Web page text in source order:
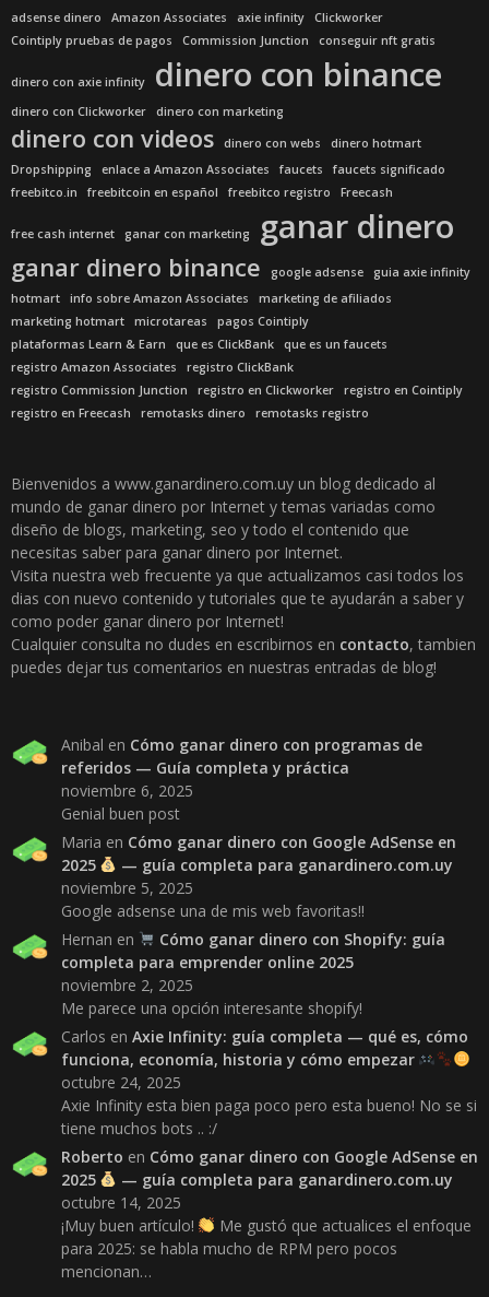
adsense dinero Amazon Associates axie infinity
Clickworker
Cointiply pruebas de pagos
Commission Junction conseguir nft gratis
dinero con axie infinity dinero con binance
dinero con Clickworker dinero con marketing
dinero con videos dinero con webs
dinero hotmart
Dropshipping
enlace a Amazon Associates faucets
faucets significado
freebitco.in
freebitcoin en español freebitco registro Freecash
free cash internet ganar con marketing ganar dinero
ganar dinero binance google adsense
guia axie infinity
hotmart
info sobre Amazon Associates
marketing de afiliados
marketing hotmart
microtareas
pagos Cointiply
plataformas Learn & Earn
que es ClickBank
que es un faucets
registro Amazon Associates
registro ClickBank
registro Commission Junction
registro en Clickworker
registro en Cointiply
registro en Freecash
remotasks dinero remotasks registro
Bienvenidos a www.ganardinero.com.uy un blog dedicado al
mundo de ganar dinero por Internet y temas variadas como
diseño de blogs, marketing, seo y todo el contenido que
necesitas saber para ganar dinero por Internet.
Visita nuestra web frecuente ya que actualizamos casi todos los
dias con nuevo contenido y tutoriales que te ayudarán a saber y
como poder ganar dinero por Internet!
Cualquier consulta no dudes en escribirnos en contacto, tambien
puedes dejar tus comentarios en nuestras entradas de blog!
Anibal en Cómo ganar dinero con programas de
referidos — Guía completa y práctica
noviembre 6, 2025
Genial buen post
Maria en Cómo ganar dinero con Google AdSense en
2025
— guía completa para ganardinero.com.uy
noviembre 5, 2025
Google adsense una de mis web favoritas!!
Hernan en
Cómo ganar dinero con Shopify: guía
completa para emprender online 2025
noviembre 2, 2025
Me parece una opción interesante shopify!
Carlos en Axie Infinity: guía completa — qué es, cómo
funciona, economía, historia y cómo empezar
octubre 24, 2025
Axie Infinity esta bien paga poco pero esta bueno! No se si
tiene muchos bots .. :/
Roberto en Cómo ganar dinero con Google AdSense en
2025
— guía completa para ganardinero.com.uy
octubre 14, 2025
¡Muy buen artículo!
Me gustó que actualices el enfoque
para 2025: se habla mucho de RPM pero pocos
mencionan…